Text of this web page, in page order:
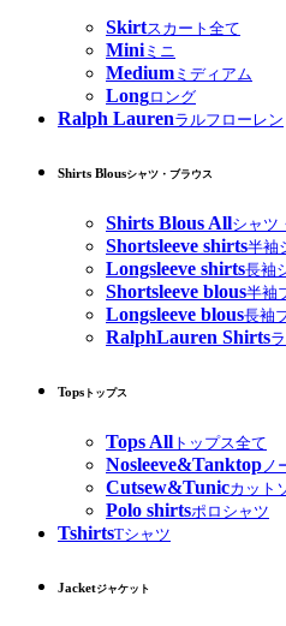
Skirtスカート全て
Miniミニ
Medium ミディアム
Longロング
Ralph Laurenラルフローレン
Shirts Blousシャツ・ブラウス
Shirts Blous Allシャツ
Shortsleeve shirts半袖
Longsleeve shirts長袖
Shortsleeve blous半袖
Longsleeve blous長袖
RalphLauren Shirts
Tops トップス
Tops All トップス全て
Nosleeve&Tanktopノ
Cutsew&Tunicカット
Polo shirtsポロシャツ
TshirtsTシャツ
Jacketジャケット